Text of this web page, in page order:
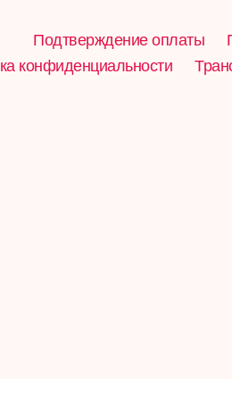
Подтверждение оплаты
конфиденциальности